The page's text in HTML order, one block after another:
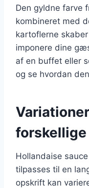
Den gyldne farve
kombineret med
kartoflerne
imponere dine
af en buffet eller
og se hvordan
Hollandaise
tilpasses til en
opskrift kan